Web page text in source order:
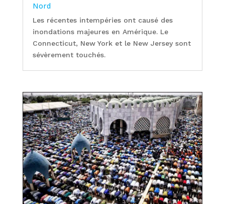
Nord
Les récentes intempéries ont causé des
inondations majeures en Amérique. Le
Connecticut, New York et le New Jersey sont
sévèrement touchés.